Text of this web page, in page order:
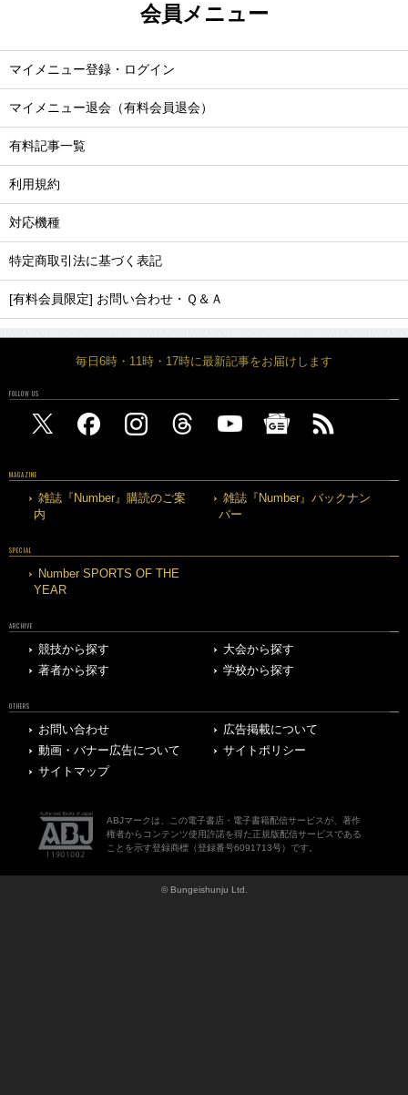
会員メニュー
マイメニュー登録・ログイン
マイメニュー退会（有料会員退会）
有料記事一覧
利用規約
対応機種
特定商取引法に基づく表記
[有料会員限定] お問い合わせ・Ｑ＆Ａ
毎日6時・11時・17時に最新記事をお届けします
FOLLOW US
MAGAZINE
雑誌『Number』購読のご案
内
雑誌『Number』バックナン
バー
SPECIAL
Number SPORTS OF THE
YEAR
ARCHIVE
競技から探す
大会から探す
著者から探す
学校から探す
OTHERS
お問い合わせ
広告掲載について
動画・バナー広告について
サイトポリシー
サイトマップ
ABJマークは、この電子書店・電子書籍配信サービスが、著作
権者からコンテンツ使用許諾を得た正規版配信サービスである
ことを示す登録商標（登録番号6091713号）です。
© Bungeishunju Ltd.